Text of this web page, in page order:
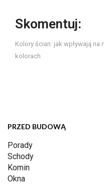
Skomentuj:
Kolory ścian: jak wpływają
kolorach
PRZED BUDOWĄ
Porady
Schody
Komin
Okna